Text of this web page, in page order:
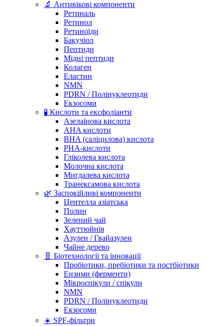
🔬 Антивікові компоненти
Ретиналь
Ретинол
Ретиноїди
Бакучіол
Пептиди
Мідні пептиди
Колаген
Еластин
NMN
PDRN / Полінуклеотиди
Екзосоми
🧪 Кислоти та ексфоліанти
Азелаїнова кислота
AHA кислоти
BHA (саліцилова) кислота
PHA-кислоти
Гліколева кислота
Молочна кислота
Мигдалева кислота
Транексамова кислота
🌿 Заспокійливі компоненти
Центелла азіатська
Полин
Зелений чай
Хауттюйнія
Азулен / Гвайазулен
Чайне дерево
🧬 Біотехнології та інновації
Пробіотики, пребіотики та постбіотики
Ензими (ферменти)
Мікроспікули / спікули
NMN
PDRN / Полінуклеотиди
Екзосоми
☀️ SPF-фільтри